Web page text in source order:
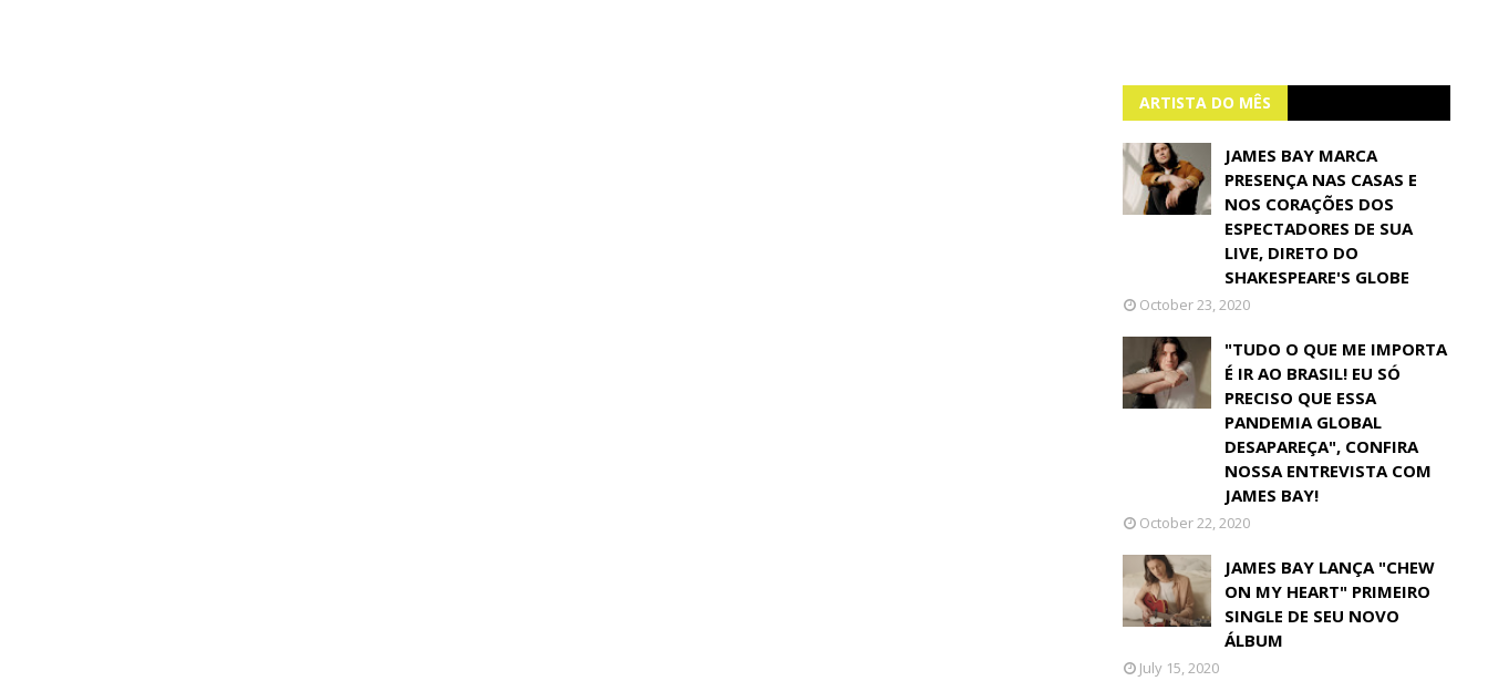
ARTISTA DO MÊS
JAMES BAY MARCA
PRESENÇA NAS CASAS E
NOS CORAÇÕES DOS
ESPECTADORES DE SUA
LIVE, DIRETO DO
SHAKESPEARE'S GLOBE
October 23, 2020
"TUDO O QUE ME IMPORTA
É IR AO BRASIL! EU SÓ
PRECISO QUE ESSA
PANDEMIA GLOBAL
DESAPAREÇA", CONFIRA
NOSSA ENTREVISTA COM
JAMES BAY!
October 22, 2020
JAMES BAY LANÇA "CHEW
ON MY HEART" PRIMEIRO
SINGLE DE SEU NOVO
ÁLBUM
July 15, 2020